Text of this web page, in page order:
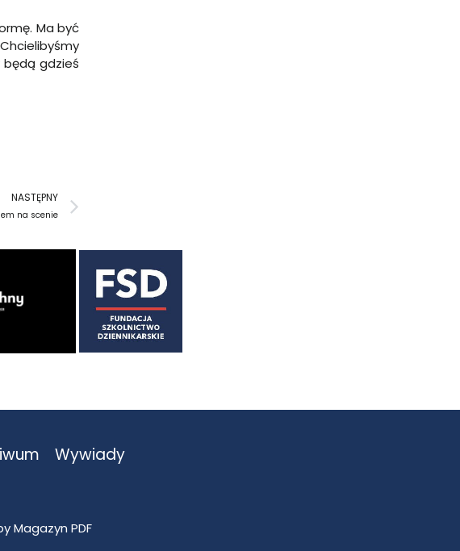
Ma być
będą gdzieś
NASTĘPNY
na scenie
Wywiady
Magazyn PDF